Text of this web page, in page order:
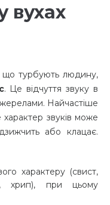
вухах
що турбують людину,
. Це відчуття звуку в
Найчастіше
характер звуків може
або клацає.
характеру (свист,
хрип), при цьому